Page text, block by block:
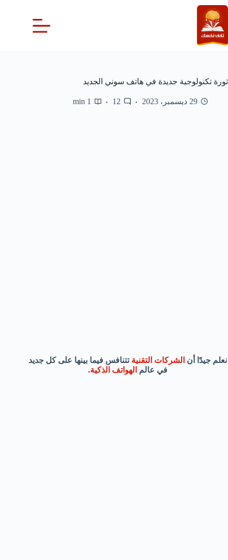
التجاوز
إلى
المحتوى
ثورة تكنولوجية جديدة في هاتف سوني الجديد
29 ديسمبر، 2023 12
1 min
نعلم جيدًا أن الشركات التقنية تتنافس فيما بينها على كل جديد
في عالم الهواتف الذكية.